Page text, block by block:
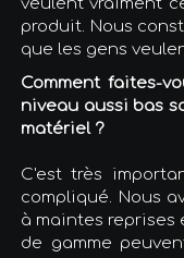
produit. Nous
que les gens
Comment faites-
niveau aussi bas
matériel ?
C'est très
compliqué. Nous
à maintes reprises
de gamme